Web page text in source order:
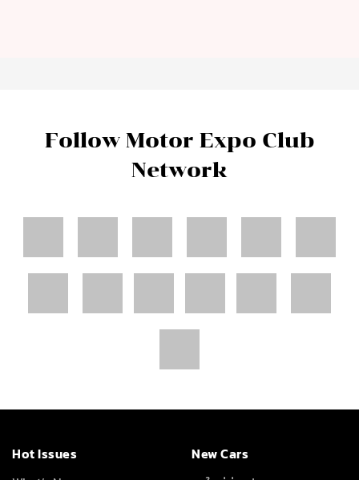
Follow Motor Expo Club
Network
Hot Issues
New Cars